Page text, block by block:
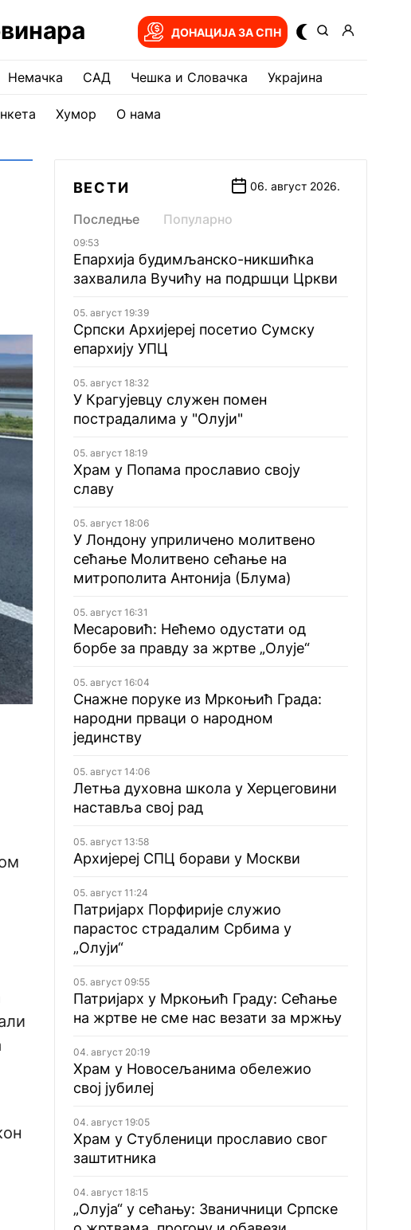
ДОНАЦИЈА ЗА СПН
Немачка САД Чешка и Словачка Украјина
Хумор О нама
ВЕСТИ 06. август 2026.
Последње Популарно
09:53
Епархија будимљанско-никшићка
захвалила Вучићу на подршци Цркви
05. август 19:39
Српски Архијереј посетио Сумску
епархију УПЦ
05. август 18:32
У Крагујевцу служен помен
пострадалима у "Олуји"
05. август 18:19
Храм у Попама прославио своју
славу
05. август 18:06
У Лондону уприличено молитвено
сећање Молитвено сећање на
митрополита Антонија (Блума)
05. август 16:31
Месаровић: Нећемо одустати од
борбе за правду за жртве „Олује“
05. август 16:04
Снажне поруке из Мркоњић Града:
народни прваци о народном
јединству
05. август 14:06
Летња духовна школа у Херцеговини
наставља свој рад
05. август 13:58
Архијереј СПЦ борави у Москви
05. август 11:24
Патријарх Порфирије служио
парастос страдалим Србима у
„Олуји“
05. август 09:55
Патријарх у Мркоњић Граду: Сећање
на жртве не сме нас везати за мржњу
04. август 20:19
Храм у Новосељанима обележио
свој јубилеј
04. август 19:05
Храм у Стубленици прославио свог
заштитника
04. август 18:15
„Олуја“ у сећању: Званичници Српске